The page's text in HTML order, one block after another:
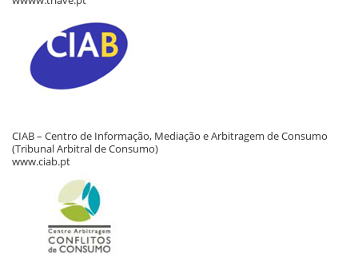
CIAB – Centro de Informação, Mediação e Arbitragem de Consumo
(Tribunal Arbitral de Consumo)
www.ciab.pt